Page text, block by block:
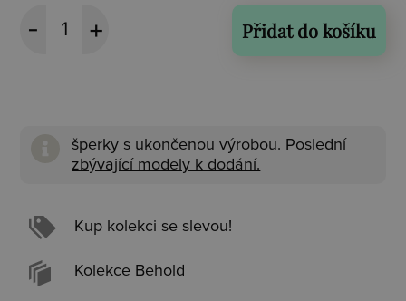
Přidat do košíku
šperky s ukončenou výrobou. Poslední
zbývající modely k dodání.
Kup kolekci se slevou!
Kolekce Behold